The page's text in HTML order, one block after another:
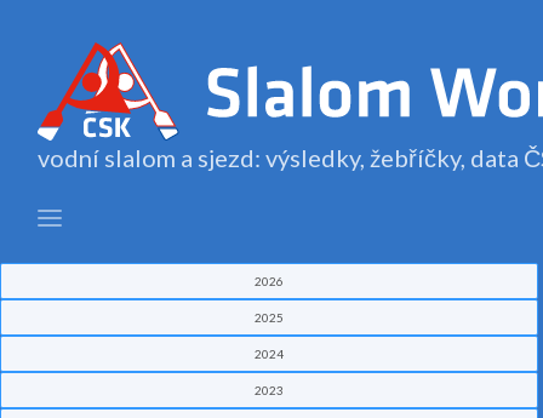
vodní slalom a sjezd: výsledky, žebříčky, data
2026
2025
2024
2023